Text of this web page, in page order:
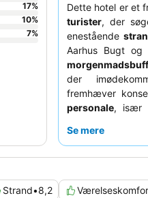
Dette hotel er et
turister, der
enestående
Aarhus Bugt og
der
fremhæver
personale, især
et værelse med
Se mere
Strand•8,2
17%
10%
7%